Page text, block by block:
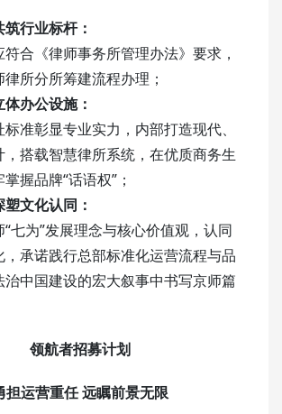
行业标杆：
合《律师事务所管理办法》要求，
所分所筹建流程办理；
办公设施：
准彰显专业实力，内部打造现代、
，搭载智慧律所系统，在优质商务生
握品牌“话语权”；
文化认同：
七为”发展理念与核心价值观，认同
承诺践行总部标准化运营流程与品
治中国建设的宏大叙事中书写京师篇
领航者招募计划
担运营重任远瞩前景无限